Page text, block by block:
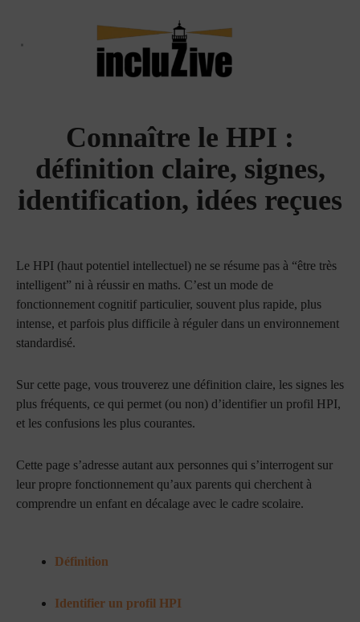
Connaître le HPI :
définition claire, signes,
identification, idées reçues
Le HPI (haut potentiel intellectuel) ne se résume pas à “être très
intelligent” ni à réussir en maths. C’est un mode de
fonctionnement cognitif particulier, souvent plus rapide, plus
intense, et parfois plus difficile à réguler dans un environnement
standardisé.
Sur cette page, vous trouverez une définition claire, les signes les
plus fréquents, ce qui permet (ou non) d’identifier un profil HPI,
et les confusions les plus courantes.
Cette page s’adresse autant aux personnes qui s’interrogent sur
leur propre fonctionnement qu’aux parents qui cherchent à
comprendre un enfant en décalage avec le cadre scolaire.
Définition
Identifier un profil HPI